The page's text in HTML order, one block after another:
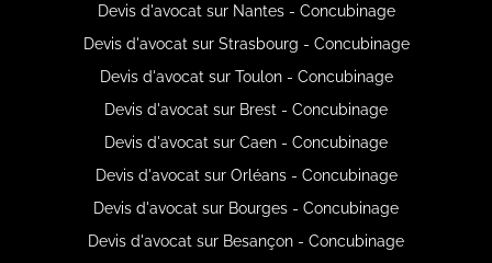
Devis d'avocat sur Nantes - Concubinage
Devis d'avocat sur Strasbourg - Concubinage
Devis d'avocat sur Toulon - Concubinage
Devis d'avocat sur Brest - Concubinage
Devis d'avocat sur Caen - Concubinage
Devis d'avocat sur Orléans - Concubinage
Devis d'avocat sur Bourges - Concubinage
Devis d'avocat sur Besançon - Concubinage